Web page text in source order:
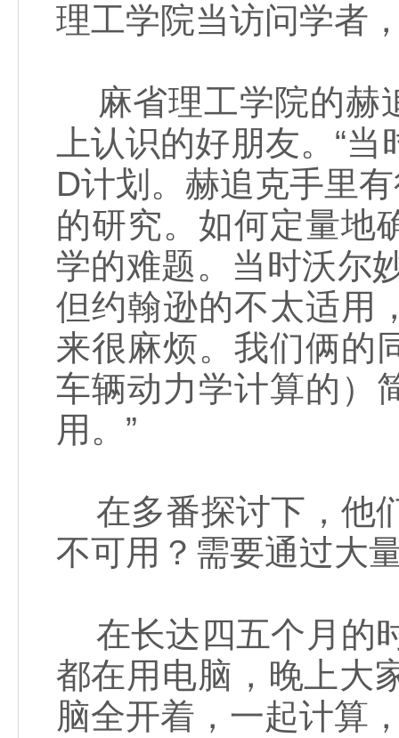
理工学院当访问学者
麻省理工学院的赫
上认识的好朋友。“
D计划。赫追克手里
的研究。如何定量地
学的难题。当时沃尔
但约翰逊的不太适用
来很麻烦。我们俩的
车辆动力学计算的）
用。”
在多番探讨下，他
不可用？需要通过大
在长达四五个月的
都在用电脑，晚上大
脑全开着，一起计算